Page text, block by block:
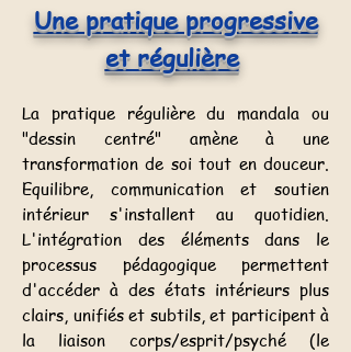
Une pratique progressive
et régulière
La pratique régulière du mandala ou
"dessin centré" amène à une
transformation de soi tout en douceur.
Equilibre, communication et soutien
intérieur s'installent au quotidien.
L'intégration des éléments dans le
processus pédagogique permettent
d'accéder à des états intérieurs plus
clairs, unifiés et subtils, et participent à
la liaison corps/esprit/psyché (le